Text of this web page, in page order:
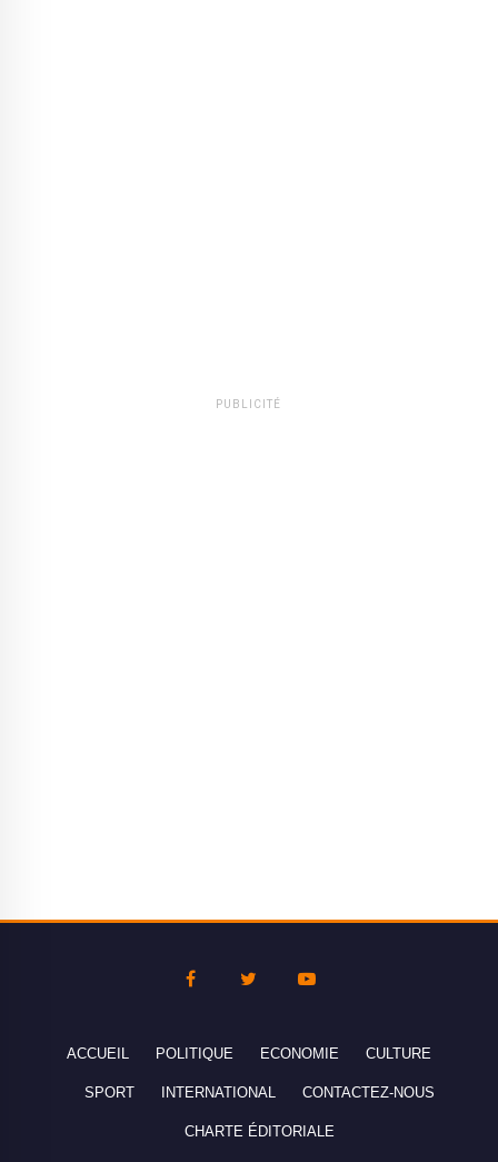
PUBLICITÉ
ACCUEIL POLITIQUE ECONOMIE CULTURE
SPORT INTERNATIONAL CONTACTEZ-NOUS
CHARTE ÉDITORIALE